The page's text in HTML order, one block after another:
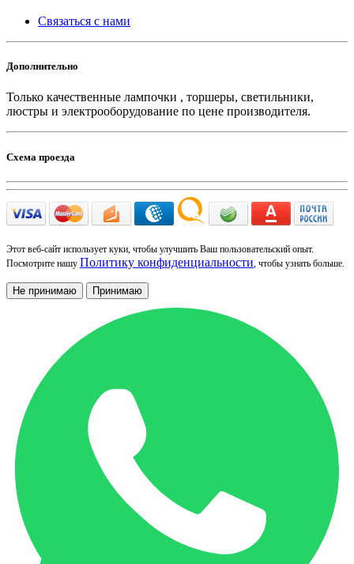
Связаться с нами
Дополнительно
Только качественные лампочки , торшеры, светильники,
люстры и электрооборудование по цене производителя.
Схема проезда
Этот веб-сайт использует куки, чтобы улучшить Ваш пользовательский опыт.
Посмотрите нашу Политику конфиденциальности, чтобы узнать больше.
Не принимаю Принимаю